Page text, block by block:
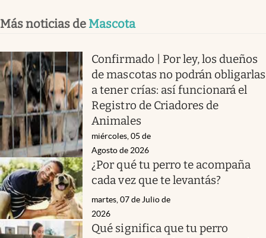
Más noticias de Mascota
Confirmado | Por ley, los dueños
de mascotas no podrán obligarlas
a tener crías: así funcionará el
Registro de Criadores de
Animales
miércoles, 05 de
Agosto de 2026
¿Por qué tu perro te acompaña
cada vez que te levantás?
martes, 07 de Julio de
2026
Qué significa que tu perro